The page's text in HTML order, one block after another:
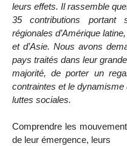
leurs effets. Il rassemble
35 contributions portant
régionales d’Amérique latine,
et d’Asie. Nous avons
pays traités dans leur grande
majorité, de porter un
contraintes et le dynamisme
luttes sociales.
Comprendre les
de leur émergence, leurs